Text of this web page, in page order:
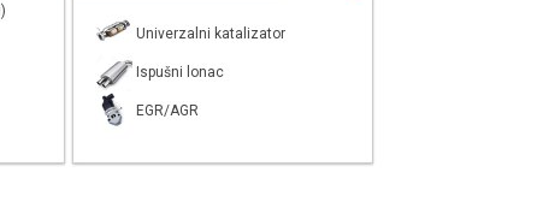
Univerzalni katalizator
Ispušni lonac
EGR/AGR